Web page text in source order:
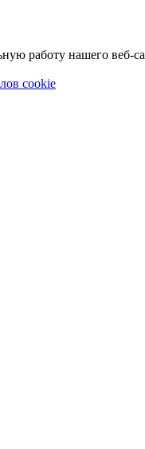
работу нашего веб-
cookie